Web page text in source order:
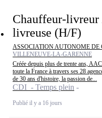
Chauffeur-livreur
livreuse (H/F)
ASSOCIATION AUTONOME
VILLENEUVE-LA-GARENNE
Créée depuis plus de trente ans,
toute la France à travers ses 28
de 30 ans d'histoire, la passion de...
CDI - Temps plein
Publié il y a 16 jours